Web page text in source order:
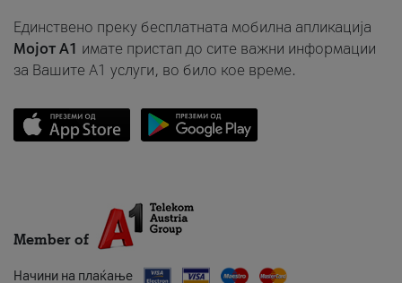
Единствено преку бесплатната мобилна апликација
Мојот A1 имате пристап до сите важни информации
за Вашите A1 услуги, во било кое време.
Member of
Начини на плаќање